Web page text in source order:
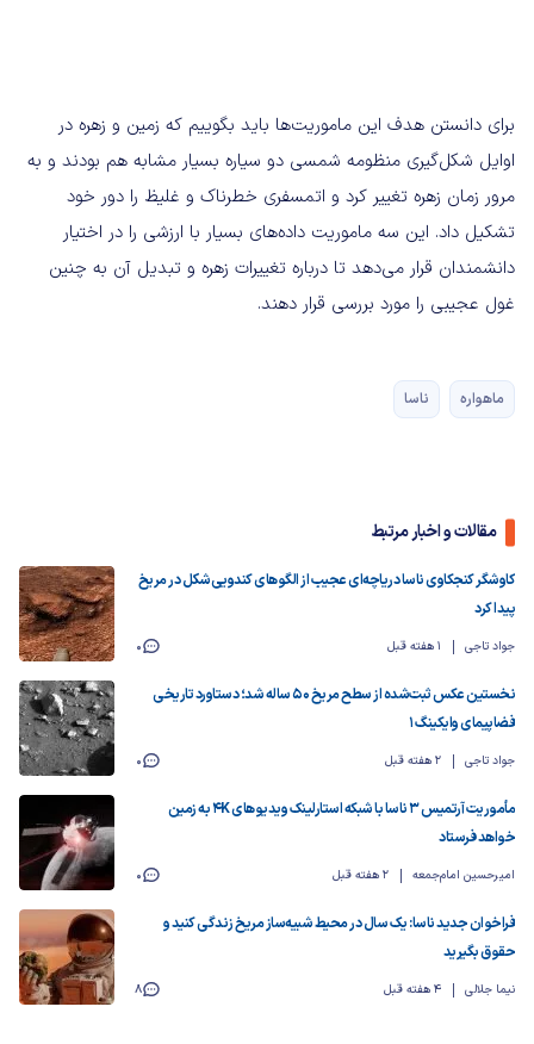
برای دانستن هدف این ماموریت‌ها باید بگوییم که زمین و زهره در
اوایل شکل‌گیری منظومه شمسی دو سیاره بسیار مشابه هم بودند و به
مرور زمان زهره تغییر کرد و اتمسفری خطرناک و غلیظ را دور خود
تشکیل داد. این سه ماموریت داده‌های بسیار با ارزشی را در اختیار
دانشمندان قرار می‌دهد تا درباره تغییرات زهره و تبدیل آن به چنین
غول عجیبی را مورد بررسی قرار دهند.
ماهواره ناسا
مقالات و اخبار مرتبط
کاوشگر کنجکاوی ناسا دریاچه‌ای عجیب از الگوهای کندویی‌شکل در مریخ
پیدا کرد
جواد تاجی 1 هفته قبل 0
نخستین عکس ثبت‌شده از سطح مریخ ۵۰ ساله شد؛ دستاورد تاریخی
فضاپیمای وایکینگ ۱
جواد تاجی 2 هفته قبل 0
مأموریت آرتمیس ۳ ناسا با شبکه استارلینک ویدیوهای 4K به زمین
خواهد فرستاد
امیرحسین امام‌جمعه 2 هفته قبل 0
فراخوان جدید ناسا: یک سال در محیط شبیه‌ساز مریخ زندگی کنید و
حقوق بگیرید
نیما جلالی 4 هفته قبل 8